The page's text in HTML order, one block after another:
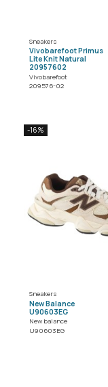
Sneakers
Vivobarefoot Primus
Lite Knit Natural
20957602
Vivobarefoot
209576-02
-16%
Sneakers
New Balance
U90603EG
New balance
U90603EG